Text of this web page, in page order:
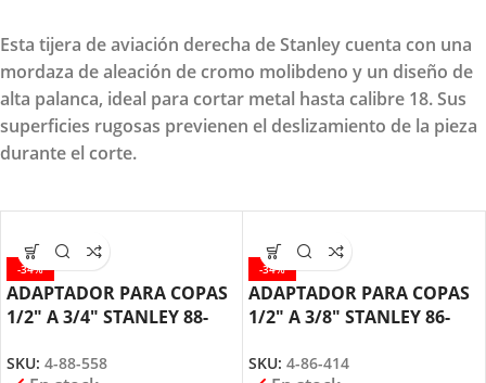
Esta tijera de aviación derecha de Stanley cuenta con una
mordaza de aleación de cromo molibdeno y un diseño de
alta palanca, ideal para cortar metal hasta calibre 18. Sus
superficies rugosas previenen el deslizamiento de la pieza
durante el corte.
-34%
ADAPTADOR PARA COPAS
1/2″ A 3/4″ STANLEY 88-
SKU: 4-88-558
-34%
ADAPTADOR PARA COPAS
1/2″ A 3/8″ STANLEY 86-
SKU: 4-86-414